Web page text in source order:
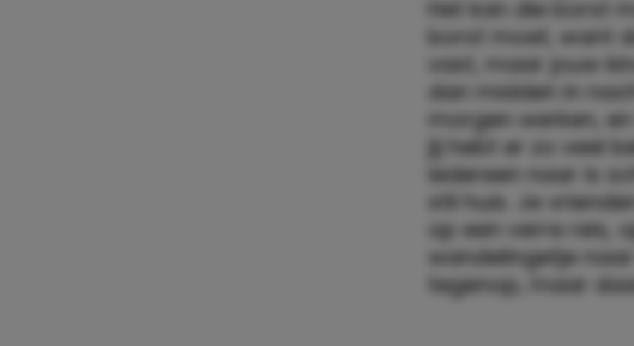
Het kan die borst
borst moet, want
vast, maar jouw
dan midden in
morgen werken,
jij hebt er zo veel
iedereen naar is
stil huis. Je
op een verre reis,
wandelingetje
tegenop, maar